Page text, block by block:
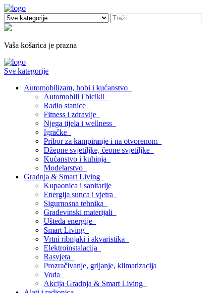
Vaša košarica je prazna
Sve kategorije
Automobilizam, hobi i kućanstvo
Automobili i bicikli
Radio stanice
Fitness i zdravlje
Njega tijela i wellness
Igračke
Pribor za kampiranje i na otvorenom
Džepne svjetiljke, čeone svjetiljke
Kućanstvo i kuhinja
Modelarstvo
Gradnja & Smart Living
Kupaonica i sanitarije
Energija sunca i vjetra
Sigurnosna tehnika
Građevinski materijali
Ušteda energije
Smart Living
Vrtni ribnjaki i akvaristika
Elektroinstalacija
Rasvjeta
Prozračivanje, grijanje, klimatizacija
Voda
Akcija Gradnja & Smart Living